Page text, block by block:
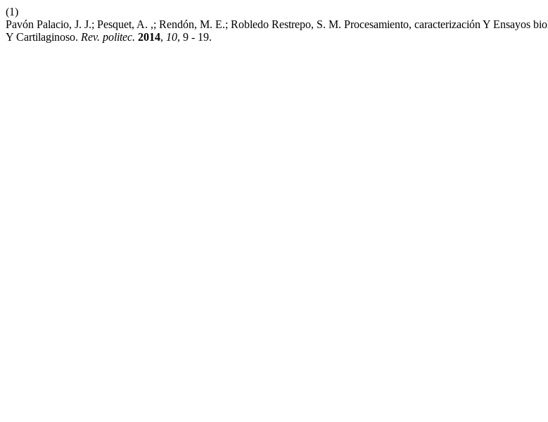
(1)
Pavón Palacio, J. J.; Pesquet, A. ,; Rendón, M. E.; Robledo Restrepo, S. M. Procesamiento, caracterización Y Ensayos
Y Cartilaginoso. Rev. politec. 2014, 10, 9 - 19.